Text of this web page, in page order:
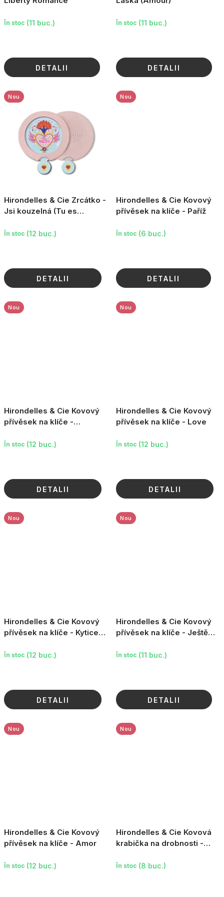
În stoc (11 buc.)
DETALII
În stoc (11 buc.)
DETALII
Hirondelles & Cie Zrcátko -
Jsi kouzelná (Tu es
Nou
În stoc (12 buc.)
DETALII
Hirondelles & Cie Kovový
přívěsek na klíče - Paříž
Nou
În stoc (6 buc.)
DETALII
Hirondelles & Cie Kovový
přívěsek na klíče -
Nou
În stoc (12 buc.)
DETALII
Hirondelles & Cie Kovový
přívěsek na klíče - Love
Nou
În stoc (12 buc.)
DETALII
Hirondelles & Cie Kovový
přívěsek na klíče - Kytice
Nou
În stoc (12 buc.)
DETALII
Hirondelles & Cie Kovový
přívěsek na klíče - Ještě
Nou
În stoc (11 buc.)
DETALII
Hirondelles & Cie Kovový
přívěsek na klíče - Amor
Nou
În stoc (12 buc.)
Hirondelles & Cie Kovová
krabička na drobnosti -
šanci)
Nou
În stoc (8 buc.)